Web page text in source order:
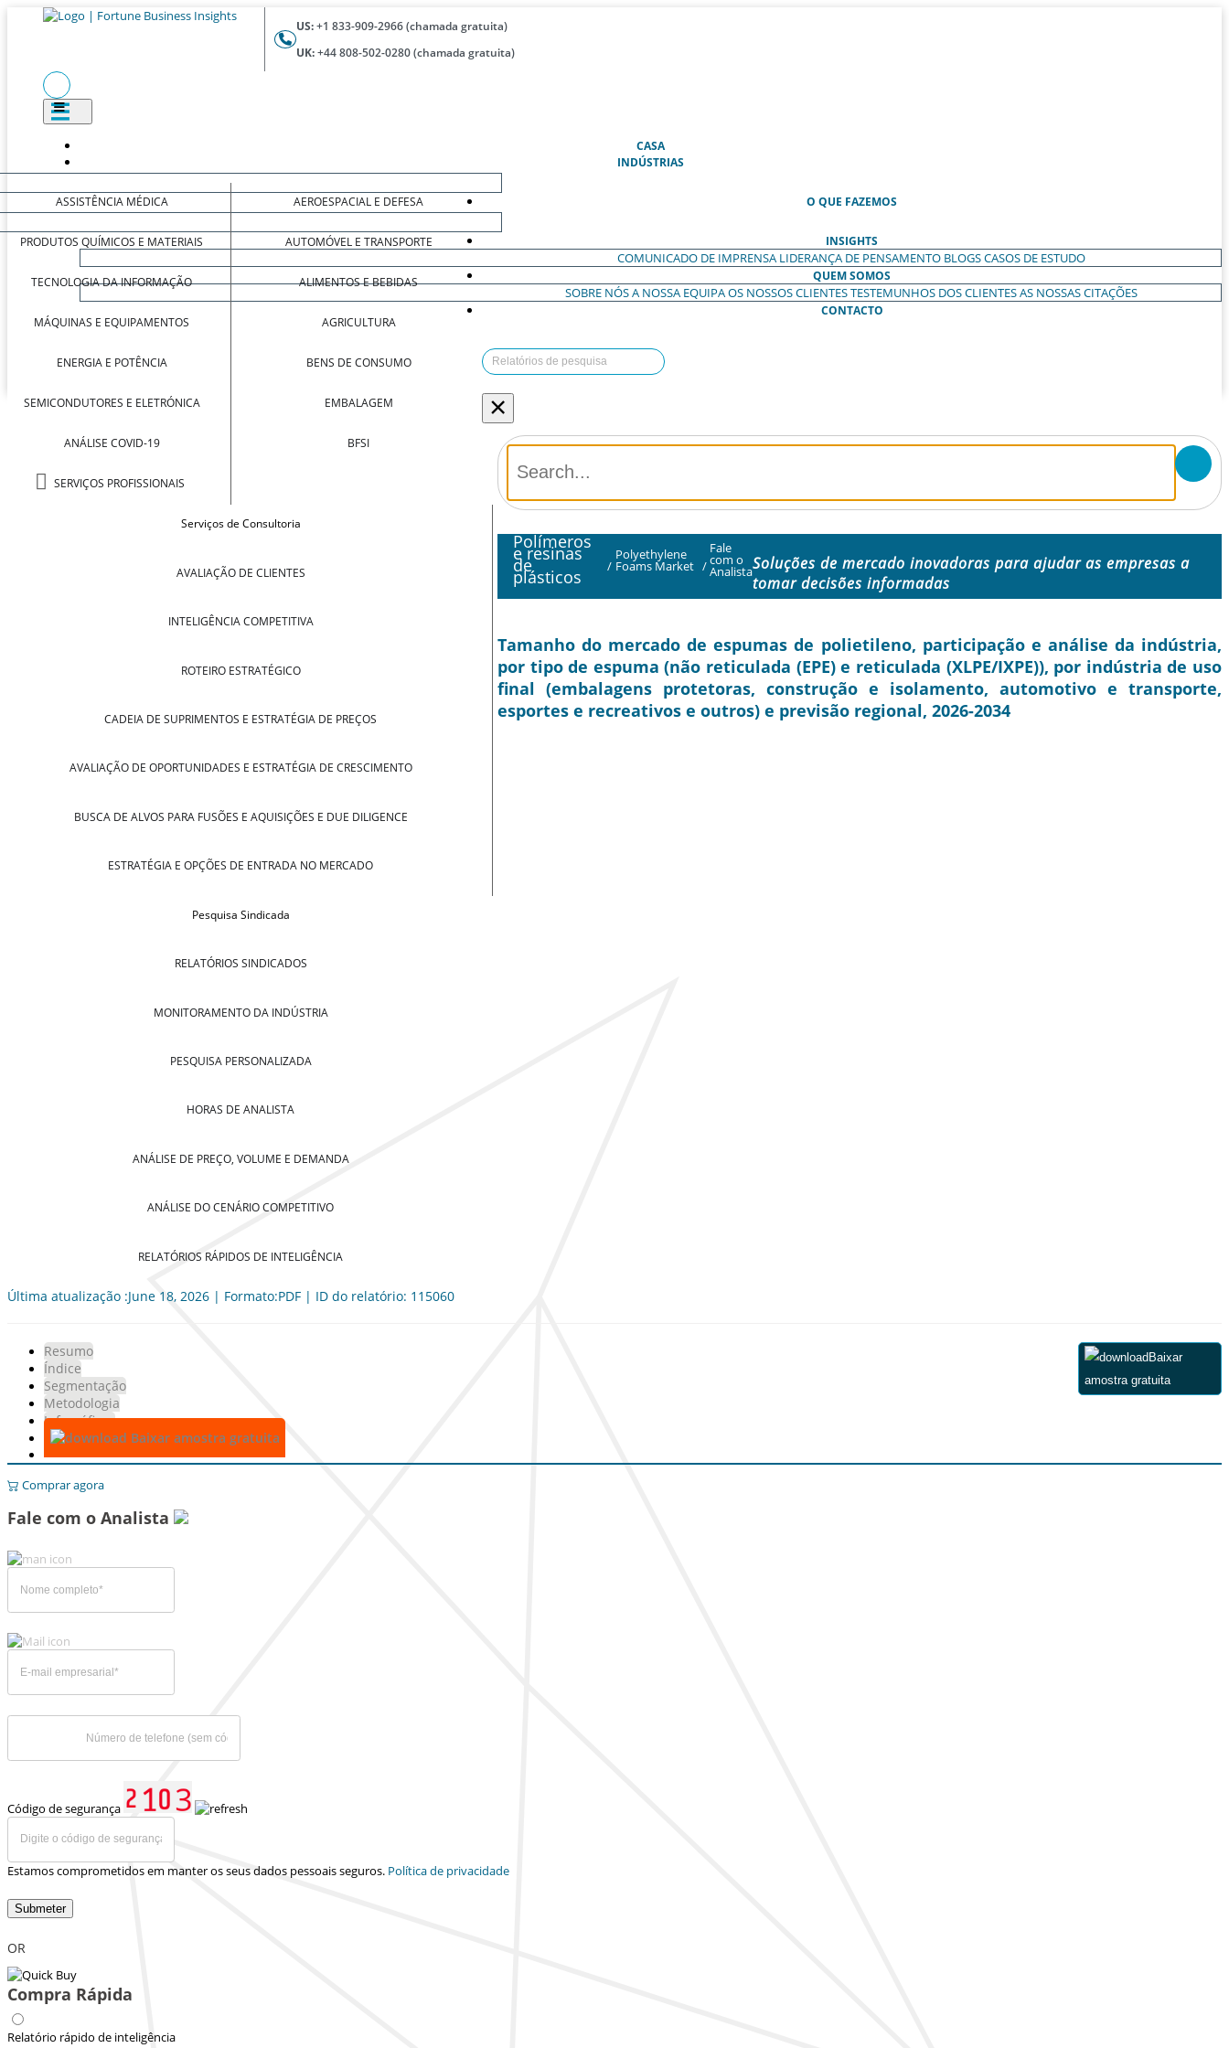
US:+1 833-909-2966 (chamada gratuita)
UK:+44 808-502-0280 (chamada gratuita)
CASA(ATUAL)
INDÚSTRIAS
ASSISTÊNCIA MÉDICA
PRODUTOS QUÍMICOS E MATERIAIS
TECNOLOGIA DA INFORMAÇÃO
MÁQUINAS E EQUIPAMENTOS
ENERGIA E POTÊNCIA
SEMICONDUTORES E ELETRÓNICA
ANÁLISE COVID-19
SERVIÇOS PROFISSIONAIS
AEROESPACIAL E DEFESA
AUTOMÓVEL E TRANSPORTE
ALIMENTOS E BEBIDAS
AGRICULTURA
BENS DE CONSUMO
EMBALAGEM
BFSI
O QUE FAZEMOS
Serviços de Consultoria
AVALIAÇÃO DE CLIENTES
INTELIGÊNCIA COMPETITIVA
ROTEIRO ESTRATÉGICO
CADEIA DE SUPRIMENTOS E ESTRATÉGIA DE PREÇOS
AVALIAÇÃO DE OPORTUNIDADES E ESTRATÉGIA DE CRESCIMENTO
BUSCA DE ALVOS PARA FUSÕES E AQUISIÇÕES E DUE DILIGENCE
ESTRATÉGIA E OPÇÕES DE ENTRADA NO MERCADO
Pesquisa Sindicada
RELATÓRIOS SINDICADOS
MONITORAMENTO DA INDÚSTRIA
PESQUISA PERSONALIZADA
HORAS DE ANALISTA
ANÁLISE DE PREÇO, VOLUME E DEMANDA
ANÁLISE DO CENÁRIO COMPETITIVO
RELATÓRIOS RÁPIDOS DE INTELIGÊNCIA
INSIGHTS
COMUNICADO DE IMPRENSA LIDERANÇA DE PENSAMENTO BLOGSCASOS DE ESTUDO
QUEM SOMOS
SOBRE NÓSA NOSSA EQUIPAOS NOSSOS CLIENTESTESTEMUNHOS DOS CLIENTESAS NOSSAS CITAÇÕES
CONTACTO
×
Polímeros
e resinas
de
plásticos /
Polyethylene
Foams Market /
Fale
com o
AnalistaSoluções de mercado inovadoras para ajudar as empresas a
tomar decisões informadas
Tamanho do mercado de espumas de polietileno, participação e análise da indústria,
por tipo de espuma (não reticulada (EPE) e reticulada (XLPE/IXPE)), por indústria de uso
final (embalagens protetoras, construção e isolamento, automotivo e transporte,
esportes e recreativos e outros) e previsão regional, 2026-2034
Última atualização :June 18, 2026 | Formato:PDF | ID do relatório: 115060
Resumo
Índice
Segmentação
Metodologia
Infográficos
Baixar amostra gratuita
Baixar
amostra gratuita
Comprar agora
Fale com o Analista
Código de segurança
Estamos comprometidos em manter os seus dados pessoais seguros. Política de privacidade
Submeter
OR
Compra Rápida
Relatório rápido de inteligência